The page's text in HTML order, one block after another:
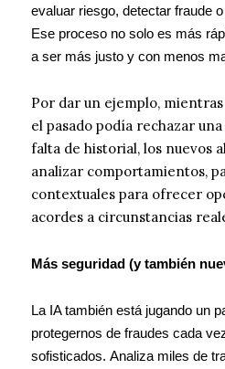
evaluar riesgo, detectar fraude
Ese proceso no solo es más
a ser más justo y con menos
Por dar un ejemplo,
el pasado podía rechazar
falta de historial, los nuevos
analizar comportamientos,
contextuales para ofrecer
acordes a circunstancias
Más seguridad (y también
La IA también está jugando un
protegernos de fraudes cada
sofisticados. Analiza miles de